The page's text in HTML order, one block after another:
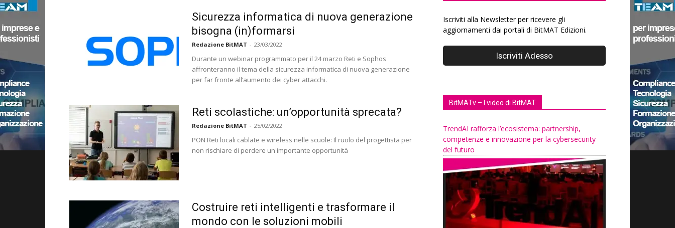
Sicurezza informatica di nuova generazione
bisogna (in)formarsi
Redazione BitMAT - 23/03/2022
Durante un webinar programmato per il 24 marzo Reti e Sophos
affronteranno il tema della sicurezza informatica di nuova generazione
per far fronte all’aumento dei cyber attacchi.
Reti scolastiche: un’opportunità sprecata?
Redazione BitMAT - 25/02/2022
PON Reti locali cablate e wireless nelle scuole: Il ruolo del progettista per
non rischiare di perdere un'importante opportunità
Costruire reti intelligenti e trasformare il
mondo con le soluzioni mobili
Iscriviti alla Newsletter per ricevere gli
aggiornamenti dai portali di BitMAT Edizioni.
BitMATv – I video di BitMAT
TrendAI rafforza l’ecosistema: partnership,
competenze e innovazione per la cybersecurity
del futuro